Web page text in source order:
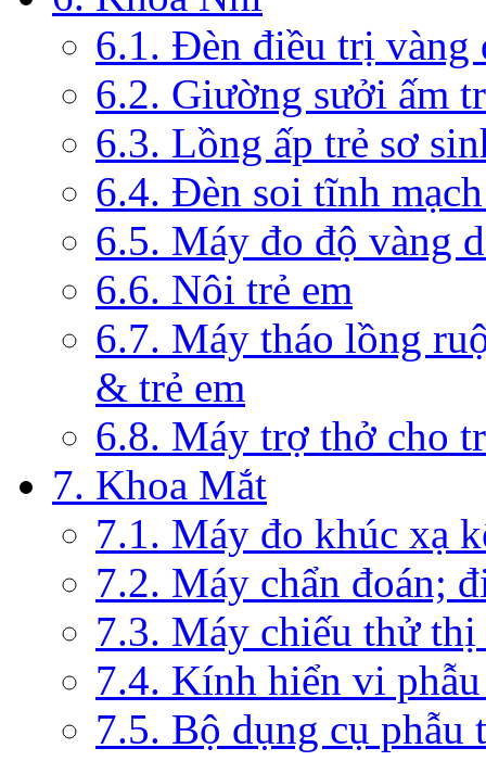
6.1. Đèn điều trị vàng
6.2. Giường sưởi ấm
6.3. Lồng ấp trẻ sơ
6.4. Đèn soi tĩnh
6.5. Máy đo độ vàng
6.6. Nôi trẻ em
6.7. Máy tháo lồng
& trẻ em
6.8. Máy trợ thở cho
7. Khoa Mắt
7.1. Máy đo khúc xạ
7.2. Máy chẩn đoán;
7.3. Máy chiếu thử
7.4. Kính hiển vi
7.5. Bộ dụng cụ phẫu